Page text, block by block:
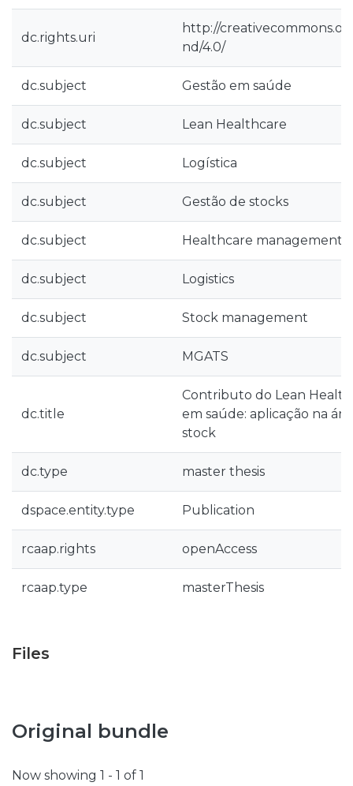
dc.rights.uri
http://
nd/4.0/
dc.subject Gestão em saúde
dc.subject Lean Healthcare
dc.subject Logística
dc.subject Gestão de stocks
dc.subject Healthcare management
dc.subject Logistics
dc.subject Stock management
dc.subject MGATS
dc.title
Contributo do Lean
em saúde: aplicação na
stock
dc.type master thesis
dspace.entity.type Publication
rcaap.rights openAccess
rcaap.type masterThesis
Files
Original bundle
Now showing 1 - 1 of 1